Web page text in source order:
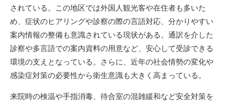
されている。この地区では外国人観光客や在住者も多いた
め、症状のヒアリングや診察の際の言語対応、分かりやすい
案内情報の整備も意識されている現状がある。通訳を介した
診察や多言語での案内資料の用意など、安心して受診できる
環境の支えとなっている。さらに、近年の社会情勢の変化や
感染症対策の必要性から衛生意識も大きく高まっている。
来院時の検温や手指消毒、待合室の混雑緩和など安全対策を